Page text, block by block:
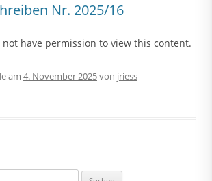
Nr. 2025/16
have permission to view this content.
am 4. November 2025von jriess